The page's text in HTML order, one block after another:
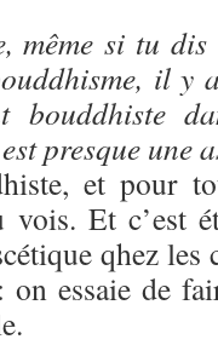
même si tu
il y
bouddhiste
presque une
et pour
Et c’est
qhez
on essaie de